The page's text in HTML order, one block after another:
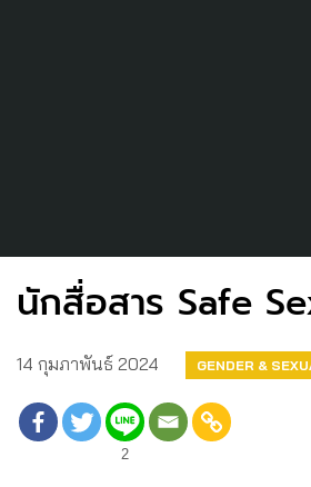
นักสื่อสาร Safe
14 กุมภาพันธ์ 2024 GENDER &
2